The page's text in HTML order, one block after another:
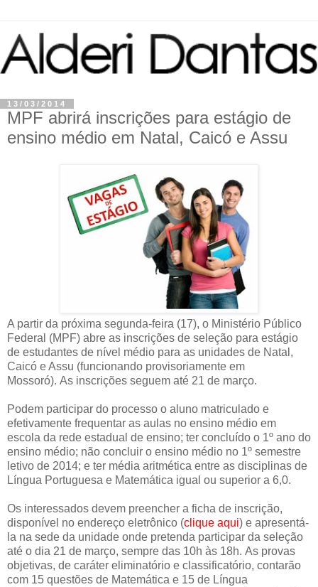
13/03/2014
MPF abrirá inscrições para estágio de
ensino médio em Natal, Caicó e Assu
A partir da próxima segunda-feira (17), o Ministério Público
Federal (MPF) abre as inscrições de seleção para estágio
de estudantes de nível médio para as unidades de Natal,
Caicó e Assu (funcionando provisoriamente em
Mossoró). As inscrições seguem até 21 de março.
Podem participar do processo o aluno matriculado e
efetivamente frequentar as aulas no ensino médio em
escola da rede estadual de ensino; ter concluído o 1º ano do
ensino médio; não concluir o ensino médio no 1º semestre
letivo de 2014; e ter média aritmética entre as disciplinas de
Língua Portuguesa e Matemática igual ou superior a 6,0.
Os interessados devem preencher a ficha de inscrição,
disponível no endereço eletrônico (clique aqui) e apresentá-
la na sede da unidade onde pretenda participar da seleção
até o dia 21 de março, sempre das 10h às 18h. As provas
objetivas, de caráter eliminatório e classificatório, contarão
com 15 questões de Matemática e 15 de Língua